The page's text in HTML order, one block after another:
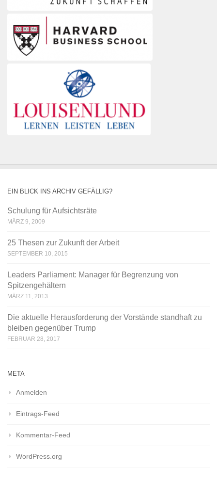
EIN BLICK INS ARCHIV GEFÄLLIG?
Schulung für Aufsichtsräte
MÄRZ 9, 2009
25 Thesen zur Zukunft der Arbeit
SEPTEMBER 10, 2015
Leaders Parliament: Manager für Begrenzung von
Spitzengehältern
MÄRZ 11, 2013
Die aktuelle Herausforderung der Vorstände standhaft zu
bleiben gegenüber Trump
FEBRUAR 28, 2017
META
Anmelden
Eintrags-Feed
Kommentar-Feed
WordPress.org